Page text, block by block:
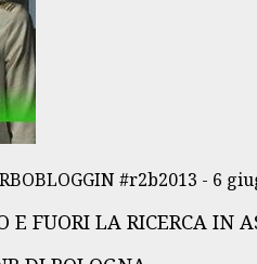
#r2b2013 - 6
E FUORI LA RICERCA IN